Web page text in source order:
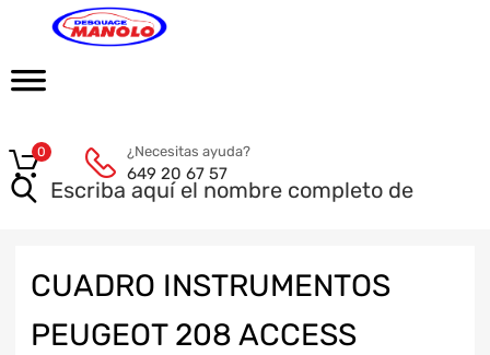
¿Necesitas ayuda?
649 20 67 57
0
CUADRO INSTRUMENTOS
PEUGEOT 208 ACCESS